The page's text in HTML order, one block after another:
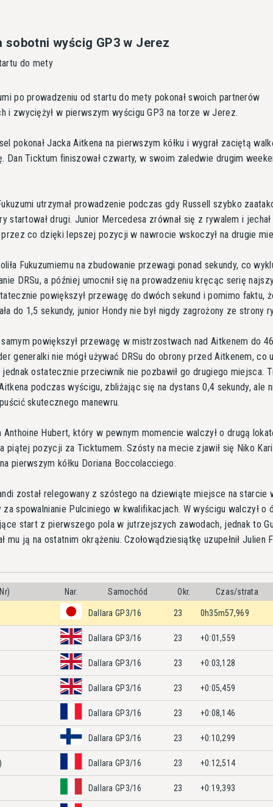
sobotni wyścig GP3 w Jerez
do mety
po prowadzeniu od startu do mety pokonał swoich partnerów
i zwyciężył w pierwszym wyścigu GP3 na torze w Jerez.
pokonał Jacka Aitkena na pierwszym kółku i wygrał zaciętą
Dan Ticktum finiszował czwarty, w swoim zaledwie drugim
utrzymał prowadzenie podczas gdy Russell szybko
startował drugi. Junior Mercedesa zrównał się z rywalem i
co dzięki lepszej pozycji w nawrocie wskoczył na drugie
Fukuzumiemu na zbudowanie przewagi ponad sekundy, co
DRSu, a później umocnił się na prowadzeniu kręcąc serię
powiększył przewagę do dwóch sekund i pomimo faktu,
do 1,5 sekundy, junior Hondy nie był nigdy zagrożony ze strony
powiększył przewagę w mistrzostwach nad Aitkenem do
generalki nie mógł używać DRSu do obrony przed Aitkenem, co
jednak ostatecznie przeciwnik nie pozbawił go drugiego miejsca.
podczas wyścigu, zbliżając się na dystans 0,4 sekundy, ale
skutecznego manewru.
Anthoine Hubert, który w pewnym momencie walczył o drugą
piątej pozycji za Ticktumem. Szósty na mecie zjawił się Niko
pierwszym kółku Doriana Boccolacciego.
został relegowany z szóstego na dziewiąte miejsce na starcie
za spowalnianie Pulciniego w kwalifikacjach. W wyścigu walczył o
start z pierwszego pola w jutrzejszych zawodach, jednak to
mu ją na ostatnim okrążeniu. Czołowądziesiątkę uzupełnił Julien
Nar. Samochód Okr. Czas/strata
Dallara GP3/16 23 0h35m57,969
Dallara GP3/16 23 +0:01,559
Dallara GP3/16 23 +0:03,128
Dallara GP3/16 23 +0:05,459
Dallara GP3/16 23 +0:08,146
Dallara GP3/16 23 +0:10,299
Dallara GP3/16 23 +0:12,514
Dallara GP3/16 23 +0:19,393